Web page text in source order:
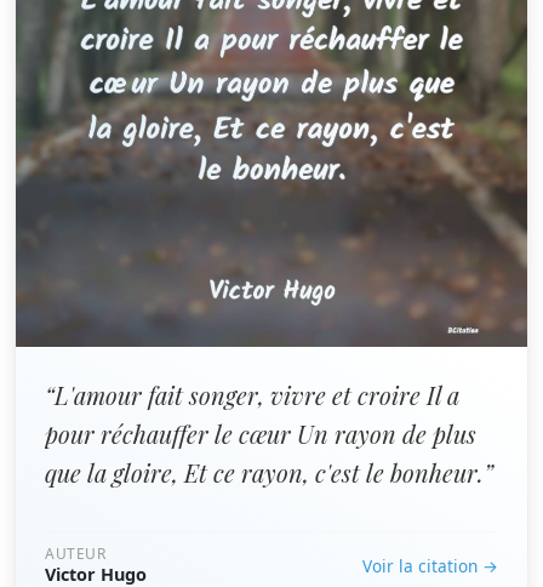
“L'amour fait songer, vivre et croire Il a
pour réchauffer le cœur Un rayon de plus
que la gloire, Et ce rayon, c'est le bonheur.”
AUTEUR
Victor Hugo Voir la citation →